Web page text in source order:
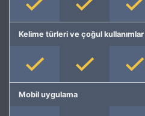
Kelime türleri ve çoğul kullanımlar
Mobil uygulama